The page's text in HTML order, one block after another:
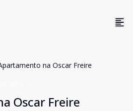
na Oscar Freire
Oscar Freire